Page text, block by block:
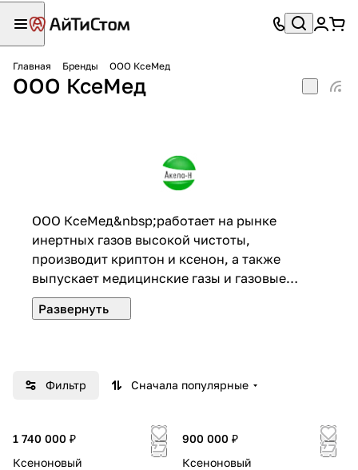
Главная Бренды ООО КсеМед
ООО КсеМед
ООО КсеМед&nbsp;работает на рынке
инертных газов высокой чистоты,
производит криптон и ксенон, а также
выпускает медицинские газы и газовые
смеси на их основе.&nbsp;Деловыми
партнерами&nbsp;являются как крупнейшие
высоко ценится как в России, так и за
Фильтр Сначала популярные
1 740 000 ₽
Ксеноновый
900 000 ₽
Ксеноновый